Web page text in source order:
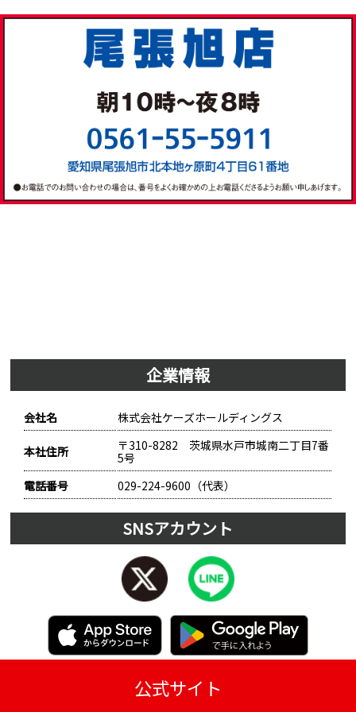
企業情報
会社名 株式会社ケーズホールディングス
本社住所
〒310-8282 茨城県水戸市城南二丁目7番
5号
電話番号
029-224-9600（代表）
SNSアカウント
公式サイト